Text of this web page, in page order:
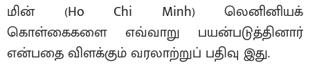
மின் (Ho Chi Minh) லெனினியக்
கொள்கைகளை எவ்வாறு பயன்படுத்தினார்
என்பதை விளக்கும் வரலாற்றுப் பதிவு இது.